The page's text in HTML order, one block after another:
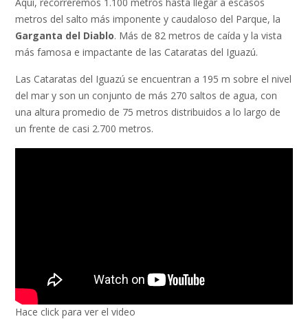
metros del salto más imponente y caudaloso del Parque, la
Garganta del Diablo. Más de 82 metros de caída y la vista
más famosa e impactante de las Cataratas del Iguazú.
Las Cataratas del Iguazú se encuentran a 195 m sobre el nivel
del mar y son un conjunto de más 270 saltos de agua, con
una altura promedio de 75 metros distribuidos a lo largo de
un frente de casi 2.700 metros.
Hace click para ver el video